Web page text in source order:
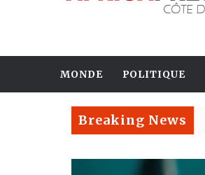
MONDE POLITIQUE
Breaking News